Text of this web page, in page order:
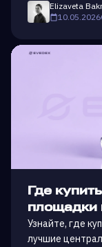
Elizaveta
10.05.2026
Где
площадки
Узнайте, где
лучшие